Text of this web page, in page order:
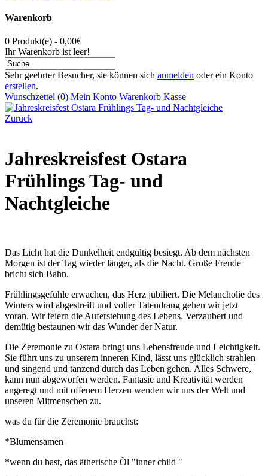
Warenkorb
0 Produkt(e) - 0,00€
Ihr Warenkorb ist leer!
Sehr geehrter Besucher, sie können sich anmelden oder ein Konto
erstellen.
Wunschzettel (0) Mein Konto Warenkorb Kasse
Zurück
Jahreskreisfest Ostara
Frühlings Tag- und
Nachtgleiche
Das Licht hat die Dunkelheit endgültig besiegt. Ab dem nächsten
Morgen ist der Tag wieder länger, als die Nacht. Große Freude
bricht sich Bahn.
Frühlingsgefühle erwachen, das Herz jubiliert. Die Melancholie des
Winters wird abgestreift und voller Tatendrang gehen wir jetzt
voran. Wir feiern die Auferstehung des Lebens. Verzaubert und
demütig bestaunen wir das Wunder der Natur.
Die Zeremonie zu Ostara bringt uns Lebensfreude und Leichtigkeit.
Sie führt uns zu unserem inneren Kind, lässt uns glücklich strahlen
und singend und tanzend durch das Leben gehen. Alles Schwere,
kann nun abgeworfen werden. Fantasie und Kreativität werden
angeregt und mit offenem Herzen wenden wir uns der Welt und
unseren Mitmenschen zu.
was du für die Zeremonie brauchst:
*Blumensamen
*wenn du hast, das ätherische Öl "inner child "